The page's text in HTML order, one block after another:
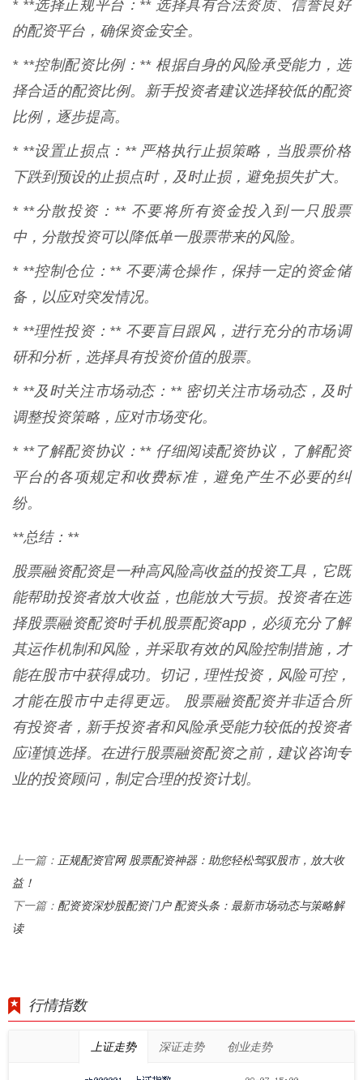
* **选择正规平台：** 选择具有合法资质、信誉良好
的配资平台，确保资金安全。
* **控制配资比例：** 根据自身的风险承受能力，选
择合适的配资比例。新手投资者建议选择较低的配资
比例，逐步提高。
* **设置止损点：** 严格执行止损策略，当股票价格
下跌到预设的止损点时，及时止损，避免损失扩大。
* **分散投资：** 不要将所有资金投入到一只股票
中，分散投资可以降低单一股票带来的风险。
* **控制仓位：** 不要满仓操作，保持一定的资金储
备，以应对突发情况。
* **理性投资：** 不要盲目跟风，进行充分的市场调
研和分析，选择具有投资价值的股票。
* **及时关注市场动态：** 密切关注市场动态，及时
调整投资策略，应对市场变化。
* **了解配资协议：** 仔细阅读配资协议，了解配资
平台的各项规定和收费标准，避免产生不必要的纠
纷。
**总结：**
股票融资配资是一种高风险高收益的投资工具，它既
能帮助投资者放大收益，也能放大亏损。投资者在选
择股票融资配资时手机股票配资app，必须充分了解
其运作机制和风险，并采取有效的风险控制措施，才
能在股市中获得成功。切记，理性投资，风险可控，
才能在股市中走得更远。 股票融资配资并非适合所
有投资者，新手投资者和风险承受能力较低的投资者
应谨慎选择。在进行股票融资配资之前，建议咨询专
业的投资顾问，制定合理的投资计划。
上一篇： 正规配资官网 股票配资神器：助您轻松驾驭股市，放大收
益！
下一篇： 配资资深炒股配资门户 配资头条：最新市场动态与策略解
读
行情指数
上证走势 深证走势 创业走势